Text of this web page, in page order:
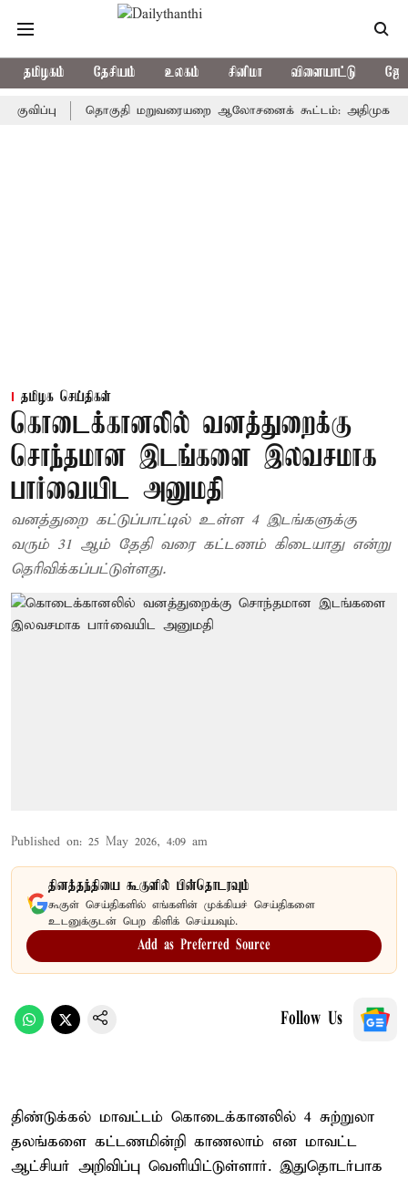
தமிழகம் தேசியம் உலகம் சினிமா விளையாட்டு
தொகுதி மறுவரையறை ஆலோசனைக் கூட்டம்: அதிமுக எம்பிக்கள்
தமிழக செய்திகள்
கொடைக்கானலில் வனத்துறைக்கு
சொந்தமான இடங்களை இலவசமாக
பார்வையிட அனுமதி
வனத்துறை கட்டுப்பாட்டில் உள்ள 4 இடங்களுக்கு
வரும் 31 ஆம் தேதி வரை கட்டணம் கிடையாது என்று
தெரிவிக்கப்பட்டுள்ளது.
Published on: 25 May 2026, 4:09 am
தினத்தந்தியை கூகுளில் பின்தொடரவும்
கூகுள் செய்திகளில் எங்களின் முக்கியச் செய்திகளை
உடனுக்குடன் பெற கிளிக் செய்யவும்.
Add as Preferred Source
Follow Us
திண்டுக்கல் மாவட்டம் கொடைக்கானலில் 4 சுற்றுலா
தலங்களை கட்டணமின்றி காணலாம் என மாவட்ட
ஆட்சியர் அறிவிப்பு வெளியிட்டுள்ளார். இதுதொடர்பாக